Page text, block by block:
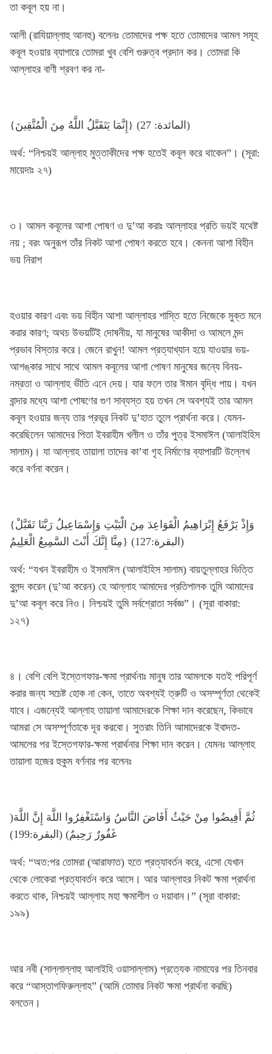
তা কবূল হয় না।
আলী (রাযিয়াল্লাহু আনহু) বলেনঃ তোমাদের পক্ষ হতে তোমাদের আমল সমূহ
কবূল হওয়ার ব্যাপারে তোমরা খুব বেশি গুরুত্ব প্রদান কর। তোমরা কি
আল্লাহর বাণী শ্রবণ কর না-
{إِنَّمَا يَتَقَبَّلُ اللَّهُ مِنَ الْمُتَّقِينَ} (المائدة: 27)
অর্থ: “নিশ্চয়ই আল্লাহ মুত্তাকীদের পক্ষ হতেই কবূল করে থাকেন”। (সূরা:
মায়েদাঃ ২৭)
৩। আমল কবূলের আশা পোষণ ও দু’আ করাঃ আল্লাহর প্রতি ভয়ই যথেষ্ট
নয় ; বরং অনুরূপ তাঁর নিকট আশা পোষণ করতে হবে। কেননা আশা বিহীন
ভয় নিরাশ
হওয়ার কারণ এবং ভয় বিহীন আশা আল্লাহর শাস্তি হতে নিজেকে মুক্ত মনে
করার কারণ; অথচ উভয়টিই দোষনীয়, যা মানুষের আকীদা ও আমলে মন্দ
প্রভাব বিস্তার করে। জেনে রাখুন! আমল প্রত্যাখ্যান হয়ে যাওয়ার ভয়-
আশঙ্কার সাথে সাথে আমল কবূলের আশা পোষণ মানুষের জন্যে বিনয়-
নম্রতা ও আল্লাহ ভীতি এনে দেয়। যার ফলে তার ঈমান বৃদ্ধি পায়। যখন
বান্দার মধ্যে আশা পোষণের গুণ সাব্যস্ত হয় তখন সে অবশ্যই তার আমল
কবূল হওয়ার জন্য তার প্রভূর নিকট দু’হাত তুলে প্রার্থনা করে। যেমন-
করেছিলেন আমাদের পিতা ইবরাহীম খলীল ও তাঁর পুত্র ইসমাঈল (আলাইহিস
সালাম)। যা আল্লাহ তায়ালা তাদের কা’বা গৃহ নির্মাণের ব্যাপারটি উল্লেখ
করে বর্ণনা করেন।
{وَإِذْ يَرْفَعُ إِبْرَاهِيمُ الْقَوَاعِدَ مِنَ الْبَيْتِ وَإِسْمَاعِيلُ رَبَّنَا تَقَبَّلْ
مِنَّا إِنَّكَ أَنْتَ السَّمِيعُ الْعَلِيمُ} (البقرة:127)
অর্থ: “যখন ইবরাহীম ও ইসমাঈল (আলাইহিস সালাম) বায়তুল্লাহর ভিত্তি
বুলন্দ করেন (দু’আ করেন) হে আল্লাহ আমাদের প্রতিপালক তুমি আমাদের
দু’আ কবূল করে নিও। নিশ্চয়ই তুমি সর্বশ্রোতা সর্বজ্ঞ”। (সূরা বাকারা:
১২৭)
৪। বেশি বেশি ইস্তেগফার-ক্ষমা প্রার্থনাঃ মানুষ তার আমলকে যতই পরিপূর্ণ
করার জন্য সচেষ্ট হোক না কেন, তাতে অবশ্যই ত্রুটি ও অসম্পূর্ণতা থেকেই
যাবে। এজন্যেই আল্লাহ তায়ালা আমাদেরকে শিক্ষা দান করেছেন, কিভাবে
আমরা সে অসম্পূর্ণতাকে দূর করবো। সুতরাং তিনি আমাদেরকে ইবাদত-
আমলের পর ইস্তেগফার-ক্ষমা প্রার্থনার শিক্ষা দান করেন। যেমনঃ আল্লাহ
তায়ালা হজের হুকুম বর্ণনার পর বলেনঃ
)ثُمَّ أَفِيضُوا مِنْ حَيْثُ أَفَاضَ النَّاسُ وَاسْتَغْفِرُوا اللَّهَ إِنَّ اللَّهَ
غَفُورٌ رَحِيمٌ) (البقرة:199)
অর্থ: “অত:পর তোমরা (আরাফাত) হতে প্রত্যাবর্তন করে, এসো যেখান
থেকে লোকেরা প্রত্যাবর্তন করে আসে। আর আল্লাহর নিকট ক্ষমা প্রার্থনা
করতে থাক, নিশ্চয়ই আল্লাহ মহা ক্ষমাশীল ও দয়াবান।” (সূরা বাকারা:
১৯৯)
আর নবী (সাল্লাল্লাহু আলাইহি ওয়াসাল্লাম) প্রত্যেক নামাযের পর তিনবার
করে “আস্তাগফিরুল্লাহ” (আমি তোমার নিকট ক্ষমা প্রার্থনা করছি)
বলতেন।